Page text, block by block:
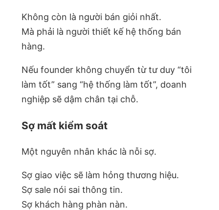
Không còn là người bán giỏi nhất.
Mà phải là người thiết kế hệ thống bán
hàng.
Nếu founder không chuyển từ tư duy “tôi
làm tốt” sang “hệ thống làm tốt”, doanh
nghiệp sẽ dậm chân tại chỗ.
Sợ mất kiểm soát
Một nguyên nhân khác là nỗi sợ.
Sợ giao việc sẽ làm hỏng thương hiệu.
Sợ sale nói sai thông tin.
Sợ khách hàng phàn nàn.